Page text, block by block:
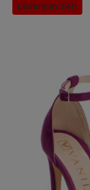
Livrare in 24h